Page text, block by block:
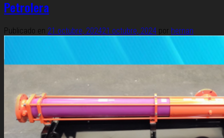
Petrolera
Publicado en 21 octubre, 202421 octubre, 2024 por hernan